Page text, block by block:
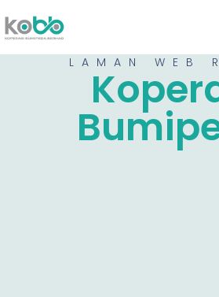
LAMAN WEB